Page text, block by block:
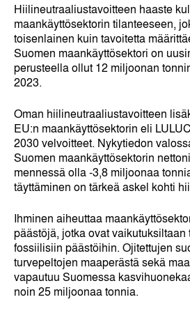
Hiilineutraaliustavoitteen haaste
maankäyttösektorin tilanteeseen,
toisenlainen kuin tavoitetta
Suomen maankäyttösektori on
perusteella ollut 12 miljoonan
2023.
Oman hiilineutraaliustavoitteen
EU:n maankäyttösektorin eli
2030 velvoitteet. Nykytiedon
Suomen maankäyttösektorin
mennessä olla -3,8 miljoonaa
täyttäminen on tärkeä askel kohti
Ihminen aiheuttaa
päästöjä, jotka ovat
fossiilisiin päästöihin. Ojitettujen
turvepeltojen maaperästä sekä
vapautuu Suomessa
noin 25 miljoonaa tonnia.